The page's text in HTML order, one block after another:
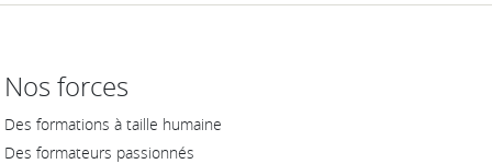
Nos forces
Des formations à taille humaine
Des formateurs passionnés